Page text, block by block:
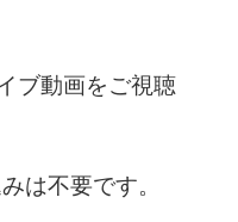
ブ動画をご視聴
は不要です。